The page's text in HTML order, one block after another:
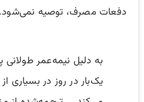
دفعات مصرف، توصیه نمی‌شود.
به دلیل نیمه‌عمر
یک‌بار در روز در بسیاری